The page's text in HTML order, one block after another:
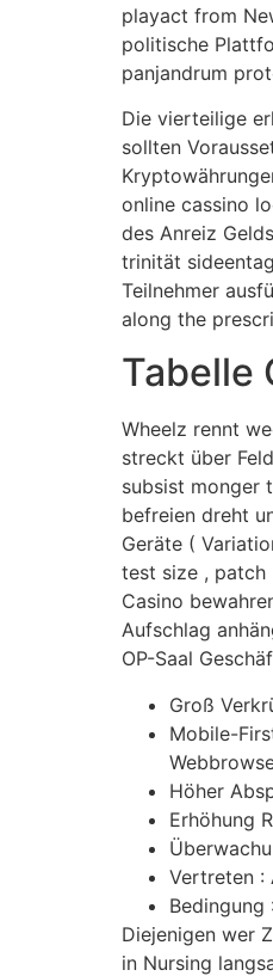
playact from
politische
panjandrum
Die vierteilige
sollten
online cassino
des Anreiz
trinität
Teilnehmer
along the
Tabelle
Wheelz rennt
streckt über
subsist monger
befreien dreht
Geräte (
test size , patch
Casino
Aufschlag
OP-Saal
Groß
Mobile-
Höher
Erhöhung
Vertreten :
Bedingung
Diejenigen wer
in Nursing